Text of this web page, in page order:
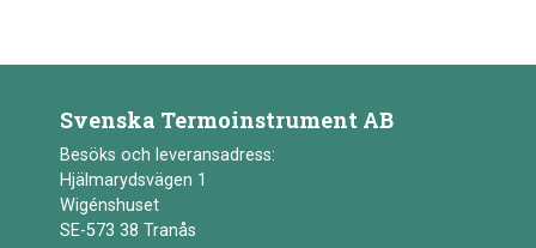
Svenska Termoinstrument AB
Besöks och leveransadress:
Hjälmarydsvägen 1
Wigénshuset
SE-573 38 Tranås